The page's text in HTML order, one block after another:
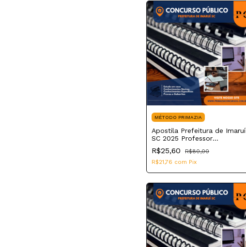
MÉTODO PRIMAZIA
Apostila Prefeitura de Imaruí
SC 2025 Professor
Geografia
R$25,60
R$80,00
R$21,76 com Pix